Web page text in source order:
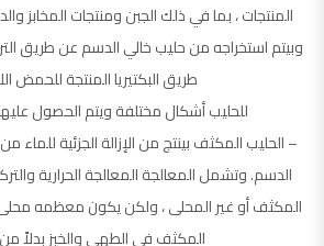
المنتجات ، بما في ذلك الجبن ومنتجات المخابز
وبيتم استخراجه من حليب خالي الدسم عن طريق
طريق البكتيريا المنتجة للحمض
للحليب أشكال مختلفة ويتم الحصول
– الحليب المكثف بينتج من الإزالة الجزئية للماء
الدسم. وتشمل المعالجة المعالجة الحرارية
المكثف أو غير المحلى ، ولكن يكون معظمه محلى،
المكثف في الطهي والخبز بدلاً